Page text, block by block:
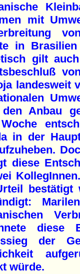
mit
in
gilt
landesweit
den Anbau
in der
diese
diese
der
würde.